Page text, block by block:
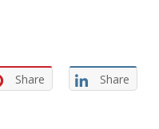
Share Share